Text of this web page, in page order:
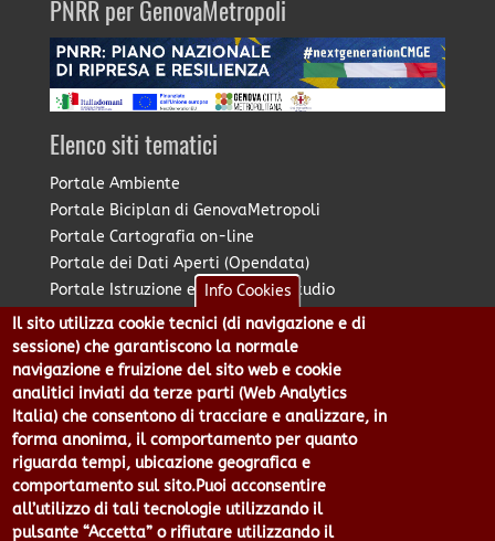
PNRR per GenovaMetropoli
Elenco siti tematici
Portale Ambiente
Portale Biciplan di GenovaMetropoli
Portale Cartografia on-line
Portale dei Dati Aperti (Opendata)
Portale Istruzione e Diritto allo Studio
Portale Marketing Territoriale
Portale Piano Strategico Metropolitano
Portale PUMS di GenovaMetropoli
Portale Stazione Unica Appaltante
Pratico: procedimenti e istanze online
Città Metropolitana di Genova - Piazzale Mazzini 2 -16122 -
Genova | CF:80007350103 - P.Iva: 00949170104 | Codice IPA: cmge
Info Cookies
Il sito utilizza cookie tecnici (di navigazione e di
sessione) che garantiscono la normale
navigazione e fruizione del sito web e cookie
analitici inviati da terze parti (Web Analytics
Italia) che consentono di tracciare e analizzare, in
forma anonima, il comportamento per quanto
riguarda tempi, ubicazione geografica e
comportamento sul sito.Puoi acconsentire
all’utilizzo di tali tecnologie utilizzando il
pulsante “Accetta” o rifiutare utilizzando il